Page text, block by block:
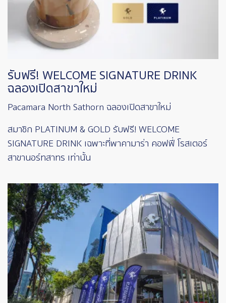
รับฟรี! WELCOME SIGNATURE DRINK
ฉลองเปิดสาขาใหม่
Pacamara North Sathorn ฉลองเปิดสาขาใหม่
สมาชิก PLATINUM & GOLD รับฟรี! WELCOME
SIGNATURE DRINK เฉพาะที่พาคามาร่า คอฟฟี่ โรสเตอร์
สาขานอร์ทสาทร เท่านั้น
Image